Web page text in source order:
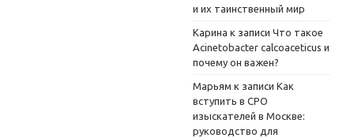
и их таинственный мир
Карина к записи Что такое
Acinetobacter calcoaceticus и
почему он важен?
Марьям к записи Как
вступить в СРО
изыскателей в Москве:
руководство для